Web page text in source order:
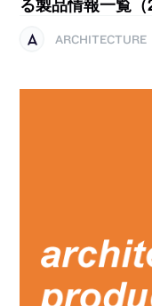
ARCHITECTURE